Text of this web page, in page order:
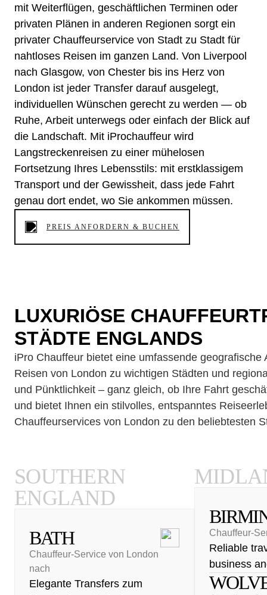
mit Weiterflügen, geschäftlichen Terminen oder
privaten Plänen in anderen Regionen sorgt ein
privater Chauffeurservice von Stadt zu Stadt für
nahtloses Reisen im ganzen Land. Von Liverpool
nach Glasgow, von Chester bis ins Herz von
London ist jeder Transfer darauf ausgelegt,
individuellen Wünschen gerecht zu werden — ob
Ruhe, Arbeit unterwegs oder einfach der Blick auf
die Landschaft. Mit iProchauffeur wird
Langstreckenreisen zu einer mühelosen
Fortsetzung Ihres Lebensstils: mit erstklassigem
Transport und der Gewissheit, dass jede Fahrt
genau dort endet, wo Sie ankommen müssen.
PREIS ANFORDERN & BUCHEN
LUXURIÖSE
STÄDTE ENGLANDS
iPro Chauffeur bietet eine umfassende
Reisen von London zu wichtigen Städten und
und Pünktlichkeit – ganz gleich, ob Ihre Fahrt
und bietet Ihnen ein stilvolles, entspanntes
Chauffeurservices von London zu den beliebtesten
SOUTHERN
ENGLAND
BATH
Chauffeur-Service von London
nach
Elegante Transfers zum
Chauffeur-
Reliable
business